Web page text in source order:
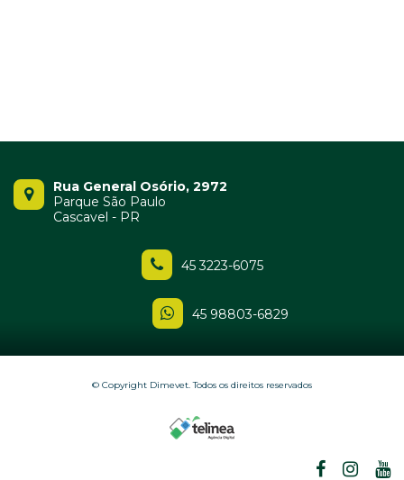
Rua General Osório, 2972
Parque São Paulo
Cascavel - PR
45 3223-6075
45 98803-6829
© Copyright Dimevet. Todos os direitos reservados